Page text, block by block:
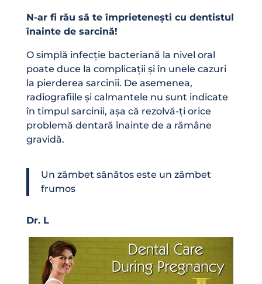
N-ar fi rău să te împrietenești cu dentistul
înainte de sarcină!
O simplă infecție bacteriană la nivel oral
poate duce la complicații și în unele cazuri
la pierderea sarcinii. De asemenea,
radiografiile și calmantele nu sunt indicate
în timpul sarcinii, așa că rezolvă-ți orice
problemă dentară înainte de a rămâne
gravidă.
Un zâmbet sănătos este un zâmbet
frumos
Dr. L